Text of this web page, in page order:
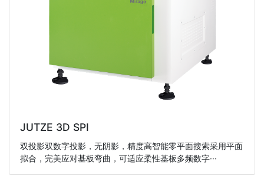
JUTZE 3D SPI
双投影双数字投影，无阴影，精度高智能零平面搜索采用平面
拟合，完美应对基板弯曲，可适应柔性基板多频数字···